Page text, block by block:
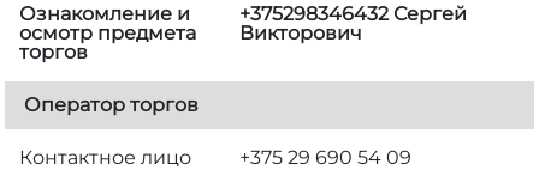
Ознакомление и
осмотр предмета
торгов
+375298346432 Сергей
Викторович
Оператор торгов
Контактное лицо +375 29 690 54 09